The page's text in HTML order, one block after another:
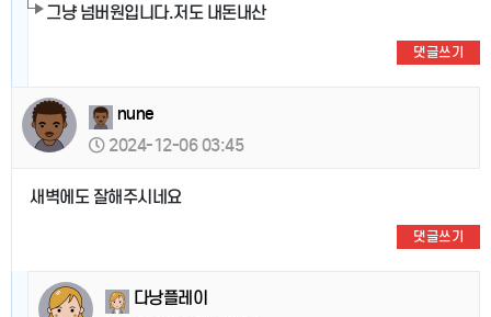
그냥 넘버원입니다.저도 내돈내산
댓글쓰기
nune
2024-12-06 03:45
새벽에도 잘해주시네요
댓글쓰기
다낭플레이